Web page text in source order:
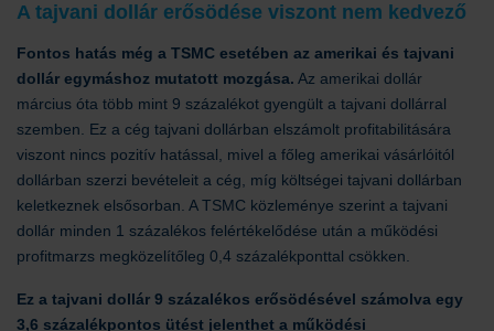
A tajvani dollár erősödése viszont nem kedvező
Fontos hatás még a TSMC esetében az amerikai és tajvani
dollár egymáshoz mutatott mozgása. Az amerikai dollár
március óta több mint 9 százalékot gyengült a tajvani dollárral
szemben. Ez a cég tajvani dollárban elszámolt profitabilitására
viszont nincs pozitív hatással, mivel a főleg amerikai vásárlóitól
dollárban szerzi bevételeit a cég, míg költségei tajvani dollárban
keletkeznek elsősorban. A TSMC közleménye szerint a tajvani
dollár minden 1 százalékos felértékelődése után a működési
profitmarzs megközelítőleg 0,4 százalékponttal csökken.
Ez a tajvani dollár 9 százalékos erősödésével számolva egy
3,6 százalékpontos ütést jelenthet a működési